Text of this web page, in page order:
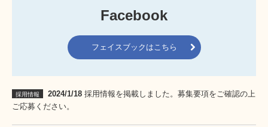
Facebook
フェイスブックはこちら
採用情報 2024/1/18 採用情報を掲載しました。募集要項をご確認の上
ご応募ください。